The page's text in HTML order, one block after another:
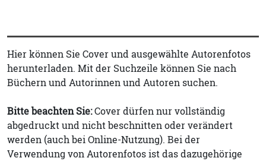
Hier können Sie Cover und ausgewählte Autorenfotos
herunterladen. Mit der Suchzeile können Sie nach
Büchern und Autorinnen und Autoren suchen.
Bitte beachten Sie:Cover dürfen nur vollständig
abgedruckt und nicht beschnitten oder verändert
werden (auch bei Online-Nutzung). Bei der
Verwendung von Autorenfotos ist das dazugehörige